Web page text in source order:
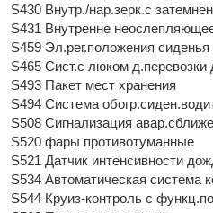
S430 Внутр./нар.зерк.с
S431 Внутренне
S459 Эл.рег.положения
S465 Сист.с люком
S493 Пакет мест хранения
S494 Система
S508 Сигнализация
S520 фары противотуманные
S521 Датчик интенсивности
S534 Автоматическая система
S544 Круиз-контроль с